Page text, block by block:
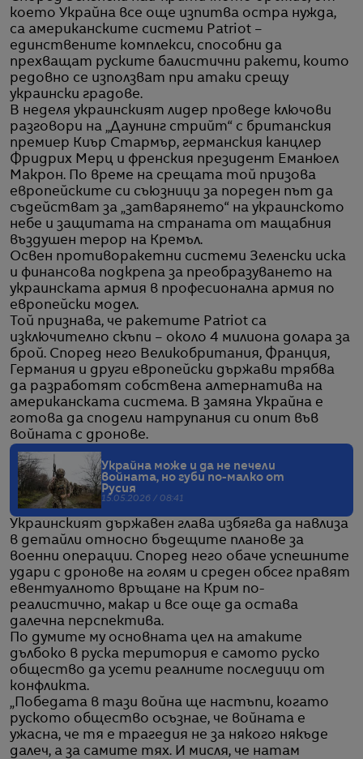
което Украйна все още изпитва остра нужда,
са американските системи Patriot –
единствените комплекси, способни да
прехващат руските балистични ракети, които
редовно се използват при атаки срещу
украински градове.
В неделя украинският лидер проведе ключови
разговори на „Даунинг стрийт“ с британския
премиер Киър Стармър, германския канцлер
Фридрих Мерц и френския президент Еманюел
Макрон. По време на срещата той призова
европейските си съюзници за пореден път да
съдействат за „затварянето“ на украинското
небе и защитата на страната от мащабния
въздушен терор на Кремъл.
Освен противоракетни системи Зеленски иска
и финансова подкрепа за преобразуването на
украинската армия в професионална армия по
европейски модел.
Той признава, че ракетите Patriot са
изключително скъпи – около 4 милиона долара за
брой. Според него Великобритания, Франция,
Германия и други европейски държави трябва
да разработят собствена алтернатива на
американската система. В замяна Украйна е
готова да сподели натрупания си опит във
войната с дронове.
Украйна може и да не печели
войната, но губи по-малко от
Русия
15.05.2026 / 08:41
Украинският държавен глава избягва да навлиза
в детайли относно бъдещите планове за
военни операции. Според него обаче успешните
удари с дронове на голям и среден обсег правят
евентуалното връщане на Крим по-
реалистично, макар и все още да остава
далечна перспектива.
По думите му основната цел на атаките
дълбоко в руска територия е самото руско
общество да усети реалните последици от
конфликта.
„Победата в тази война ще настъпи, когато
руското общество осъзнае, че войната е
ужасна, че тя е трагедия не за някого някъде
далеч, а за самите тях. И мисля, че натам